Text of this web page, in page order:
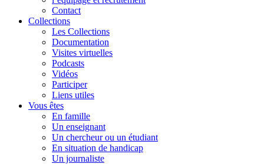
Contact
Collections
Les Collections
Documentation
Visites virtuelles
Podcasts
Vidéos
Participer
Liens utiles
Vous êtes
En famille
Un enseignant
Un chercheur ou un étudiant
En situation de handicap
Un journaliste